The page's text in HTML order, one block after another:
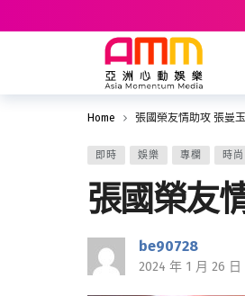
Home 張國榮友情助攻 張曼
即時 娛樂 專欄 時尚
張國榮友
be90728
2024 年 1 月 26 日